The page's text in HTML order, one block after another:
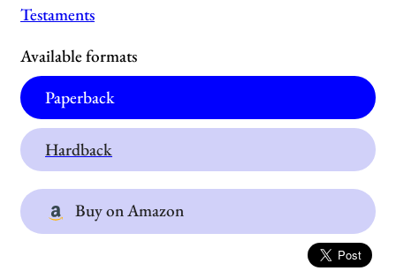
Testaments
Available formats
Paperback
Hardback
Buy on Amazon